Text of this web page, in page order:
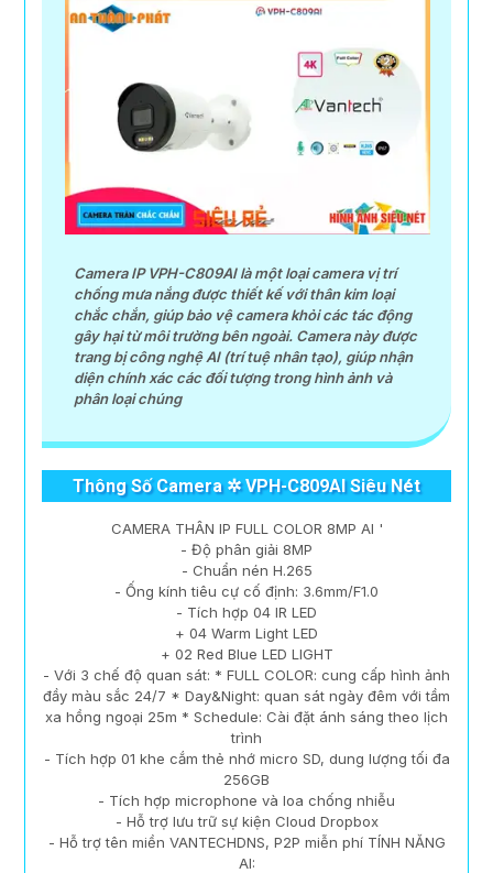
Camera IP VPH-C809AI là một loại camera vị trí
chống mưa nắng được thiết kế với thân kim loại
chắc chắn, giúp bảo vệ camera khỏi các tác động
gây hại từ môi trường bên ngoài. Camera này được
trang bị công nghệ AI (trí tuệ nhân tạo), giúp nhận
diện chính xác các đối tượng trong hình ảnh và
phân loại chúng
Thông Số Camera ✲ VPH-C809AI Siêu Nét
CAMERA THÂN IP FULL COLOR 8MP AI '
- Độ phân giải 8MP
- Chuẩn nén H.265
- Ống kính tiêu cự cố định: 3.6mm/F1.0
- Tích hợp 04 IR LED
+ 04 Warm Light LED
+ 02 Red Blue LED LIGHT
- Với 3 chế độ quan sát: * FULL COLOR: cung cấp hình ảnh
đầy màu sắc 24/7 * Day&Night: quan sát ngày đêm với tầm
xa hồng ngoại 25m * Schedule: Cài đặt ánh sáng theo lịch
trình
- Tích hợp 01 khe cắm thẻ nhớ micro SD, dung lượng tối đa
256GB
- Tích hợp microphone và loa chống nhiễu
- Hỗ trợ lưu trữ sự kiện Cloud Dropbox
- Hỗ trợ tên miền VANTECHDNS, P2P miễn phí TÍNH NĂNG
AI: